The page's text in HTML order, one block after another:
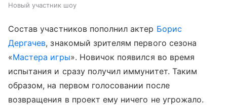
Новый участник шоу
Состав участников пополнил актер Борис
Дергачев, знакомый зрителям первого сезона
«Мастера игры». Новичок появился во время
испытания и сразу получил иммунитет. Таким
образом, на первом голосовании после
возвращения в проект ему ничего не угрожало.